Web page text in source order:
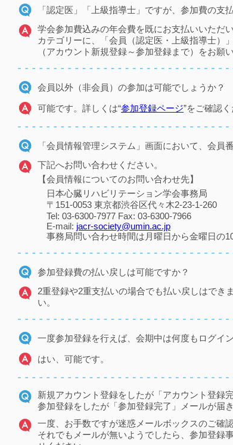
「認定医」「上級指導士」ですが、参加費の支
学会参加費込みの年会費を既にお支払いいただ
カテゴリーに、「会員（認定医・上級指導士）
（アカウント新規登録～参加登録まで）をお願い
会員以外（非会員）の参加は可能でしょうか？
可能です。詳しくは“参加登録ページ”をご確認く
「会員情報管理システム」画面において、会員
下記へお問い合わせください。
【会員情報についてのお問い合わせ先】
日本心臓リハビリテーション学会事務局
〒151-0053 東京都渋谷区代々木2-23-1-260
Tel: 03-6300-7977 Fax: 03-6300-7966
E-mail: jacr-society@umin.ac.jp
事務局問い合わせ時間は月曜日から金曜日の
参加登録費の払い戻しは可能ですか？
2重登録や2重支払いの場合でも払い戻しはでき
い。
一度参加登録を行えば、会期中は何度もログイ
はい、可能です。
新規アカウント登録をしたが「アカウント登録
参加登録をしたが「参加登録完了」メールが届き
一度、お手数ですが迷惑メールボックスのご確
それでもメールが無いようでしたら、参加登録